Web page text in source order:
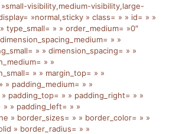
visibility,medium-visibility,large-
»normal,sticky » class= » » id= » »
type_small= » » order_medium= »0″
» »
» » dimension_spacing= » »
» »
» » margin_top= » »
» padding_medium= » »
» padding_top= » » padding_right= » »
» padding_left= » »
» border_sizes= » » border_color= » »
» border_radius= » »